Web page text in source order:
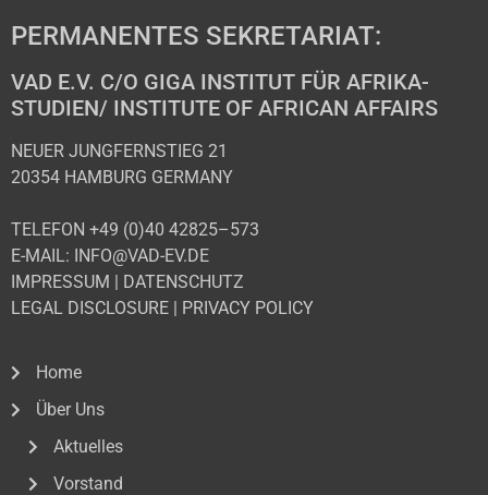
PERMANENTES SEKRETARIAT:
VAD E.V. C/O GIGA INSTITUT FÜR AFRIKA-
STUDIEN/ INSTITUTE OF AFRICAN AFFAIRS
NEUER JUNGFERNSTIEG 21
20354 HAMBURG GERMANY
TELEFON +49 (0)40 42825–573
E-MAIL: INFO@VAD-EV.DE
IMPRESSUM
DATENSCHUTZ
LEGAL DISCLOSURE
PRIVACY POLICY
Home
Über Uns
Aktuelles
Vorstand